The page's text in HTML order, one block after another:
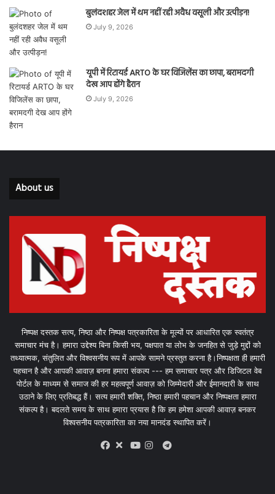
बुलंदशहर जेल में थम नहीं रही अवैध वसूली और उत्पीड़न!
July 9, 2026
यूपी में रिटायर्ड ARTO के घर विजिलेंस का छापा, बरामदगी
देख आप होंगे हैरान
July 9, 2026
About us
निष्पक्ष दस्तक सत्य, निष्ठा और निष्पक्ष पत्रकारिता के मूल्यों पर आधारित एक स्वतंत्र
समाचार मंच है। हमारा उद्देश्य बिना किसी भय, पक्षपात या लोभ के जनहित से जुड़े मुद्दों को
तथ्यात्मक, संतुलित और विश्वसनीय रूप में आपके सामने प्रस्तुत करना है।निष्पक्षता ही हमारी
पहचान है और आपकी आवाज़ बनना हमारा संकल्प --- हम समाचार पत्र और डिजिटल वेब
पोर्टल के माध्यम से समाज की हर महत्वपूर्ण आवाज़ को जिम्मेदारी और ईमानदारी के साथ
उठाने के लिए प्रतिबद्ध हैं। सत्य हमारी शक्ति, निष्ठा हमारी पहचान और निष्पक्षता हमारा
संकल्प है। बदलते समय के साथ हमारा प्रयास है कि हम हमेशा आपकी आवाज़ बनकर
विश्वसनीय पत्रकारिता का नया मानदंड स्थापित करें।
X
Telegram